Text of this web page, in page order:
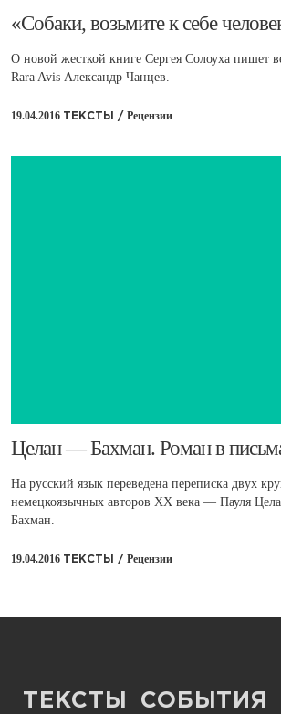
​«Собаки, возьмите к себе
О новой жесткой книге Сергея Солоуха пишет
Rara Avis Александр Чанцев.
19.04.2016 ТЕКСТЫ / Рецензии
Целан — Бахман. Роман в
На русский язык переведена переписка двух
немецкоязычных авторов ХХ века — Пауля
Бахман.
19.04.2016 ТЕКСТЫ / Рецензии
ТЕКСТЫ СОБЫТИЯ